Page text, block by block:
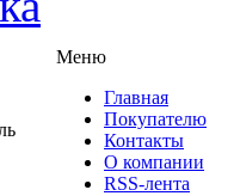
Меню
Главная
Покупателю
Контакты
О компании
RSS-лента